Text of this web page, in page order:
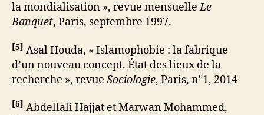
la mondialisation », revue mensuelleLe
Banquet, Paris, septembre 1997.
[5] Asal Houda, « Islamophobie : la fabrique
d’un nouveau concept. État des lieux de la
recherche », revue Sociologie, Paris, n°1, 2014
[6] Abdellali Hajjat et Marwan Mohammed,